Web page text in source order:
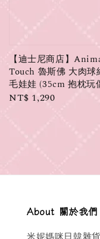
【迪士尼商店】
Touch 魯斯佛 大肉球
毛娃娃 (35cm 抱枕玩
Regular
NT$ 1,290
About 關於我們